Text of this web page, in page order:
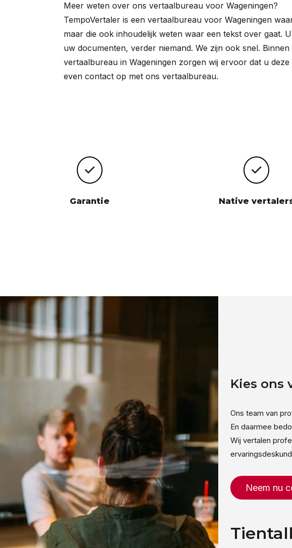
Meer weten over ons vertaalbureau voor Wageningen?
TempoVertaler is een vertaalbureau voor Wageningen
maar die ook inhoudelijk weten waar een tekst over gaat.
uw documenten, verder niemand. We zijn ook snel.
vertaalbureau in Wageningen zorgen wij ervoor dat u
even contact op met ons vertaalbureau.
Garantie Native
Kies ons
Ons team van
En daarmee
Wij vertalen
Neem nu